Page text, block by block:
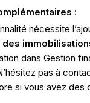
:
nécessite
des
dans Gestion
pas à
si vous avez des